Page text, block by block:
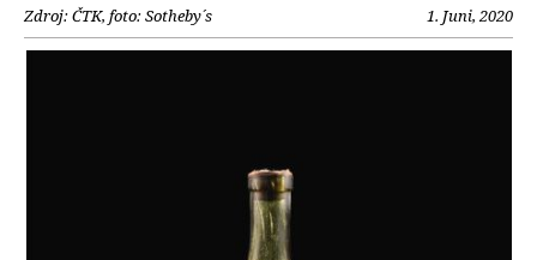
Zdroj: ČTK, foto: Sotheby´s 1. Juni, 2020